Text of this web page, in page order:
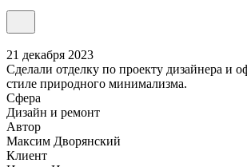
21 декабря 2023
Сделали отделку по проекту дизайнера и
стиле природного минимализма.
Сфера
Дизайн и ремонт
Автор
Максим Дворянский
Клиент